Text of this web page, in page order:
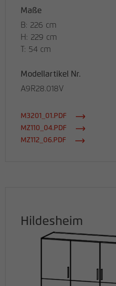
Maße
B: 226 cm
H: 229 cm
T: 54 cm
Modellartikel Nr.
A9R28.018V
M3201_01.PDF
MZ110_04.PDF
MZ112_06.PDF
Hildesheim